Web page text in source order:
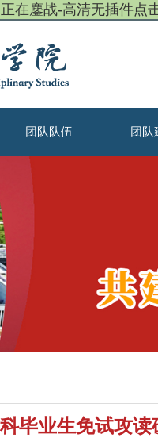
在鏖战-高清无插件点
团队队伍 团队
毕业生免试攻